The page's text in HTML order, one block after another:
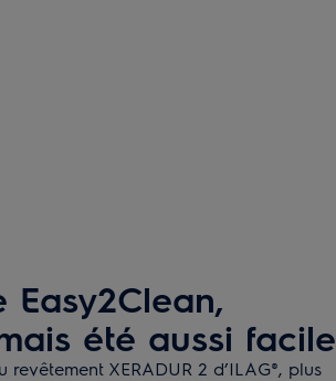
été aussi facile
XERADUR 2 d’ILAG®, plus